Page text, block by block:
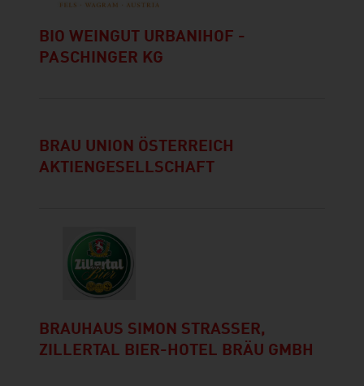
BIO WEINGUT URBANIHOF -
PASCHINGER KG
BRAU UNION ÖSTERREICH
AKTIENGESELLSCHAFT
BRAUHAUS SIMON STRASSER,
ZILLERTAL BIER-HOTEL BRÄU GMBH